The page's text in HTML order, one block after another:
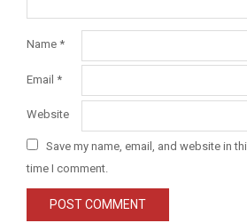
Name *
Email *
Website
Save my name, email, and website in
time I comment.